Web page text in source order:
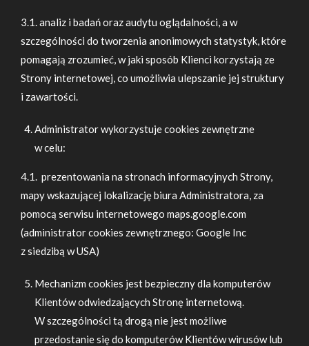
3.1. analiz i badań oraz audytu oglądalności, a w
szczególności do tworzenia anonimowych statystyk, które
pomagają zrozumieć, w jaki sposób Klienci korzystają ze
Strony internetowej, co umożliwia ulepszanie jej struktury
i zawartości.
Administrator wykorzystuje cookies zewnętrzne
w celu:
4.1. prezentowania na stronach informacyjnych Strony,
mapy wskazującej lokalizację biura Administratora, za
pomocą serwisu internetowego maps.google.com
(administrator cookies zewnętrznego: Google Inc
z siedzibą w USA)
Mechanizm cookies jest bezpieczny dla komputerów
Klientów odwiedzających Stronę internetową.
W szczególności tą drogą nie jest możliwe
przedostanie się do komputerów Klientów wirusów lub